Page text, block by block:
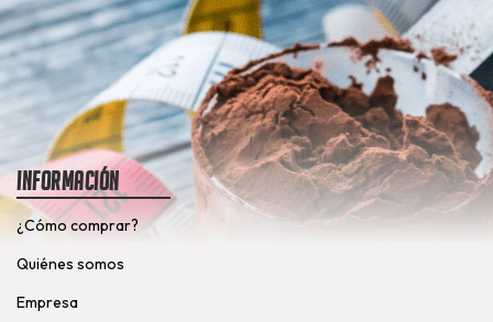
Información
¿Cómo comprar?
Quiénes somos
Empresa